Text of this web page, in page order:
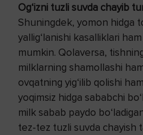
Og‘izni tuzli suvda chayib
Shuningdek, yomon hidga
yallig‘lanishi kasalliklari
mumkin. Qolaversa,
milklarning shamollashi
ovqatning yig‘ilib qolishi
yoqimsiz hidga sababchi
milk sabab paydo
tez-tez tuzli suvda chayish